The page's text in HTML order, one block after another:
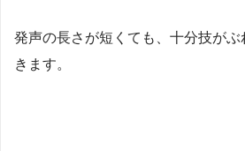
発声の長さが短くても、十分技が
きます。